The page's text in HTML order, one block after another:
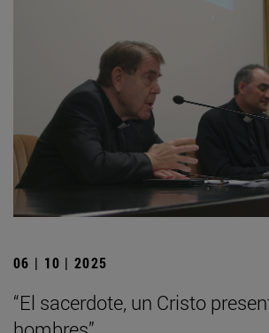
06 | 10 | 2025
“El sacerdote, un Cristo